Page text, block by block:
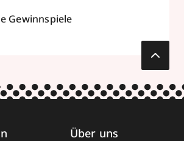
Gewinnspiele
Über uns